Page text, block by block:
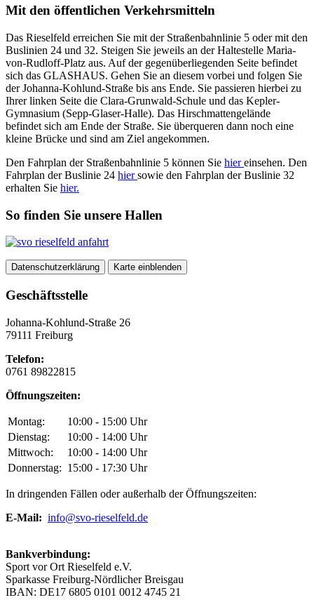
Mit den öffentlichen Verkehrsmitteln
Das Rieselfeld erreichen Sie mit der Straßenbahnlinie 5 oder mit den
Buslinien 24 und 32. Steigen Sie jeweils an der Haltestelle Maria-
von-Rudloff-Platz aus. Auf der gegenüberliegenden Seite befindet
sich das GLASHAUS. Gehen Sie an diesem vorbei und folgen Sie
der Johanna-Kohlund-Straße bis ans Ende. Sie passieren hierbei zu
Ihrer linken Seite die Clara-Grunwald-Schule und das Kepler-
Gymnasium (Sepp-Glaser-Halle). Das Hirschmattengelände
befindet sich am Ende der Straße. Sie überqueren dann noch eine
kleine Brücke und sind am Ziel angekommen.
Den Fahrplan der Straßenbahnlinie 5 können Sie hiereinsehen. Den
Fahrplan der Buslinie 24 hiersowie den Fahrplan der Buslinie 32
erhalten Sie hier.
So finden Sie unsere Hallen
Datenschutzerklärung Karte einblenden
Geschäftsstelle
Johanna-Kohlund-Straße 26
79111 Freiburg
Telefon:
0761 89822815
Öffnungszeiten:
Montag:
10:00 - 15:00 Uhr
Dienstag:
10:00 - 14:00 Uhr
Mittwoch:
10:00 - 14:00 Uhr
Donnerstag: 15:00 - 17:30 Uhr
In dringenden Fällen oder außerhalb der Öffnungszeiten:
E-Mail: info@svo-rieselfeld.de
Bankverbindung:
Sport vor Ort Rieselfeld e.V.
Sparkasse Freiburg-Nördlicher Breisgau
IBAN: DE17 6805 0101 0012 4745 21